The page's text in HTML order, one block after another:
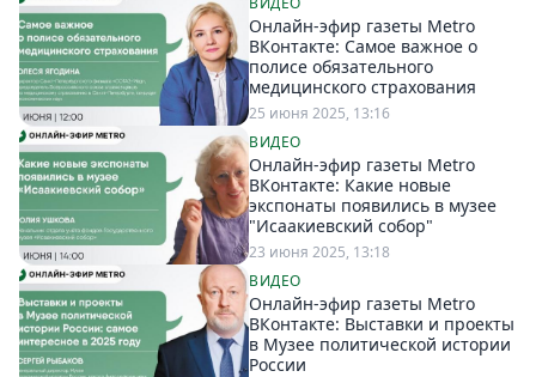
Онлайн-эфир газеты Metro
ВКонтакте: Самое важное о
полисе обязательного
медицинского страхования
25 июня 2025, 13:16
ВИДЕО
Онлайн-эфир газеты Metro
ВКонтакте: Какие новые
экспонаты появились в музее
"Исаакиевский собор"
23 июня 2025, 13:18
ВИДЕО
Онлайн-эфир газеты Metro
ВКонтакте: Выставки и проекты
в Музее политической истории
России